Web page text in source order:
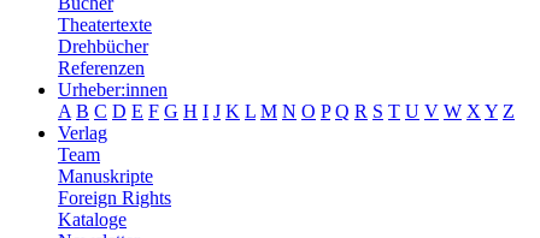
Theatertexte
Drehbücher
Referenzen
Urheber:innen
A B C D E F G H I J K L M N O P Q R S T U V W X Y Z
Verlag
Team
Manuskripte
Foreign Rights
Kataloge